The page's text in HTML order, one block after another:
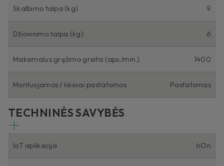
Skalbimo talpa (kg) 9
Džiovinimo talpa (kg) 6
Maksimalus gręžimo greitis (aps./min.) 1400
Montuojamos / laisvai pastatomos Pastatomas
TECHNINĖS SAVYBĖS
IoT aplikacija hOn